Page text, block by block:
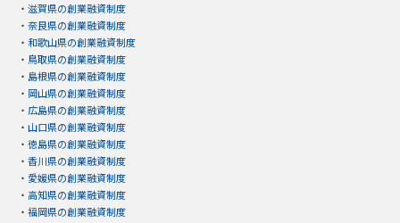
・ 滋賀県の創業融資制度
・ 奈良県の創業融資制度
・ 和歌山県の創業融資制度
・ 鳥取県の創業融資制度
・ 島根県の創業融資制度
・ 岡山県の創業融資制度
・ 広島県の創業融資制度
・ 山口県の創業融資制度
・ 徳島県の創業融資制度
・ 香川県の創業融資制度
・ 愛媛県の創業融資制度
・ 高知県の創業融資制度
・ 福岡県の創業融資制度